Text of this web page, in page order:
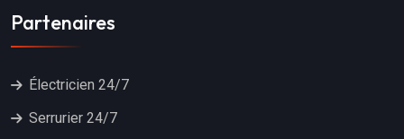
Partenaires
Électricien 24/7
Serrurier 24/7